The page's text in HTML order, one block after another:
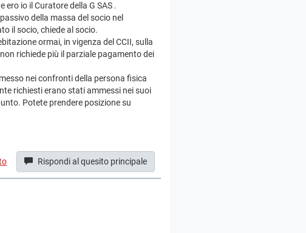
io il Curatore della G SAS .
della massa del socio nel
il socio, chiede al socio.
ormai, in vigenza del CCII, sulla
richiede più il parziale pagamento dei
nei confronti della persona fisica
richiesti erano stati ammessi nei suoi
Potete prendere posizione su
Rispondi al quesito principale